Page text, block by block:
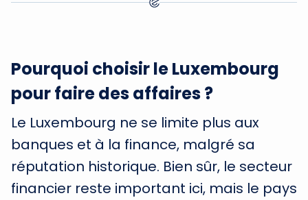
Pourquoi choisir le Luxembourg
pour faire des affaires ?
Le Luxembourg ne se limite plus aux
banques et à la finance, malgré sa
réputation historique. Bien sûr, le secteur
financier reste important ici, mais le pays